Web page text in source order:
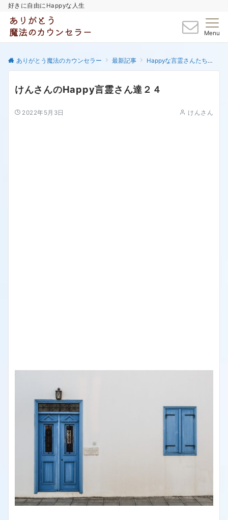
好きに自由にHappyな人生
Menu
ありがとう魔法のカウンセラー 最新記事 Happyな言霊さんたち
けんさんのHappy言霊さん達２４
2022年5月3日 けんさん